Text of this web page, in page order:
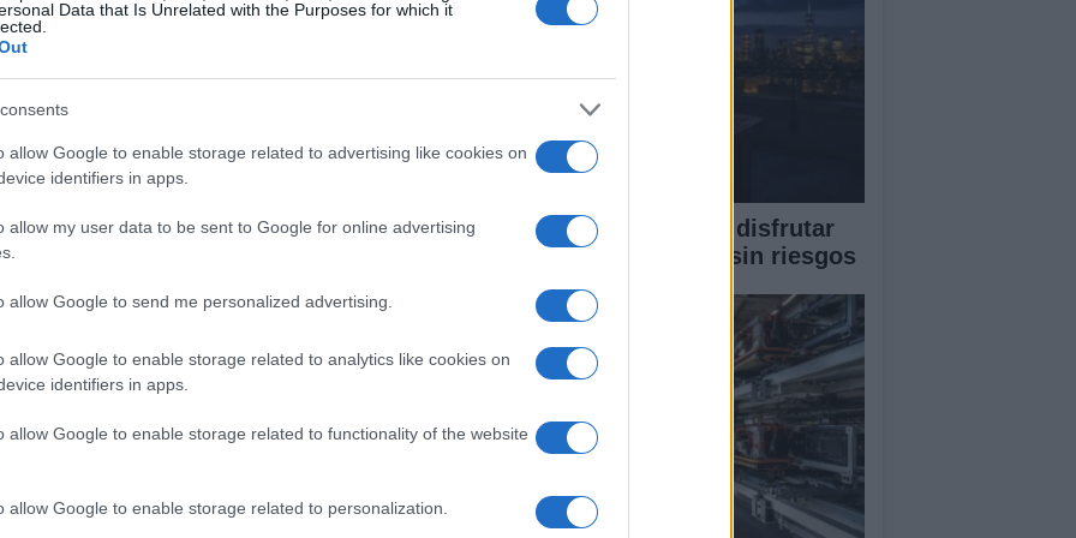
Data that Is Unrelated with the Purposes for which it
allow Google to enable storage related to advertising like cookies on
identifiers in apps.
allow my user data to be sent to Google for online advertising
allow Google to send me personalized advertising.
allow Google to enable storage related to analytics like cookies on
identifiers in apps.
allow Google to enable storage related to functionality of the website
allow Google to enable storage related to personalization.
CRV43 a la venta en julio
abril, 2020
pondrá a la venta su monitor curvo en julio, con un precio de
que limita bastante su público objetivo, nada menos que
El monitor se presentó en enero de 2008 durante el CES
LaCinema Black Series
ha anunciado dos modelos nuevos de discos multimedia,
del LaCinema Black Max, uno se llama PLAY y el otro
de alta definición y con conexión inalámbrica. Los
LightFrame TFT LCD, reduce
Guía completa para disfrutar
de un eclipse solar sin riesgos